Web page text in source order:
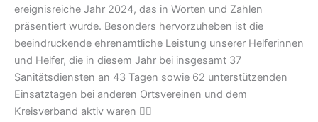
ereignisreiche Jahr 2024, das in Worten und Zahlen
präsentiert wurde. Besonders hervorzuheben ist die
beeindruckende ehrenamtliche Leistung unserer Helferinnen
und Helfer, die in diesem Jahr bei insgesamt 37
Sanitätsdiensten an 43 Tagen sowie 62 unterstützenden
Einsatztagen bei anderen Ortsvereinen und dem
Kreisverband aktiv waren 👍🏻